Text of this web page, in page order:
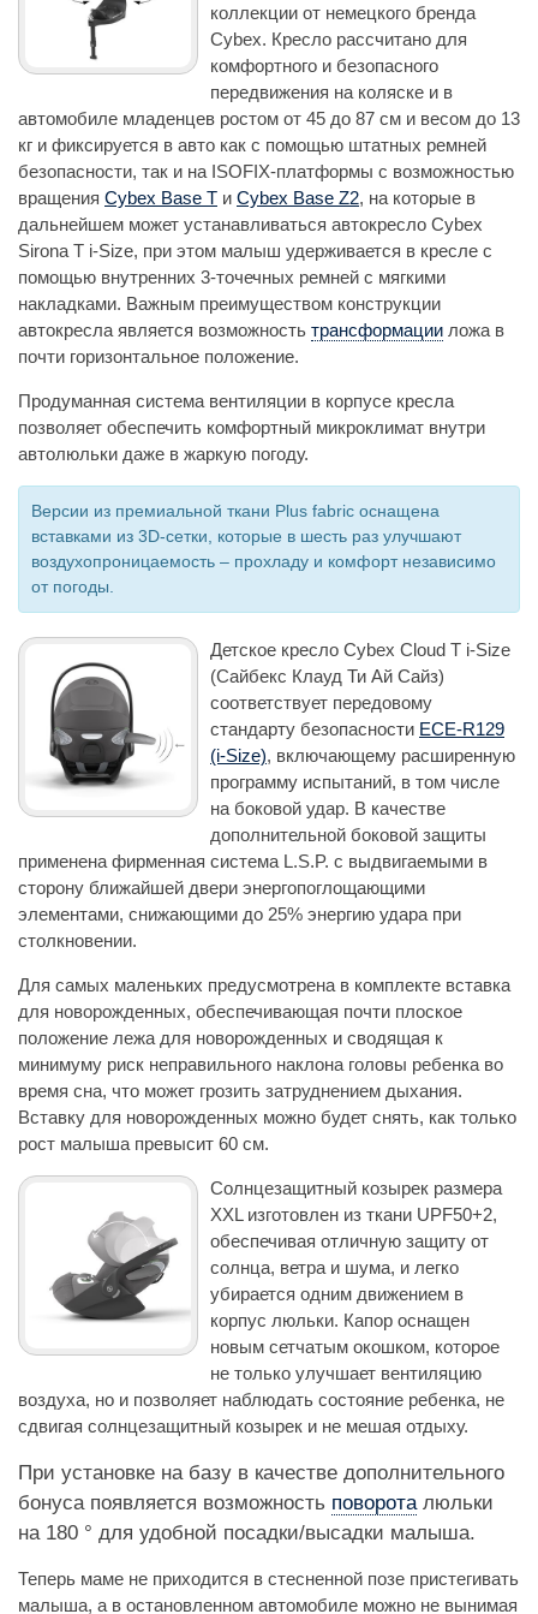
коллекции от немецкого бренда
Cybex. Кресло рассчитано для
комфортного и безопасного
передвижения на коляске и в
автомобиле младенцев ростом от 45 до 87 см и весом до 13
кг и фиксируется в авто как с помощью штатных ремней
безопасности, так и на ISOFIX-платформы с возможностью
вращения Cybex Base T и Cybex Base Z2, на которые в
дальнейшем может устанавливаться автокресло Cybex
Sirona T i-Size, при этом малыш удерживается в кресле с
помощью внутренних 3-точечных ремней с мягкими
накладками. Важным преимуществом конструкции
автокресла является возможность трансформации ложа в
почти горизонтальное положение.
Продуманная система вентиляции в корпусе кресла
позволяет обеспечить комфортный микроклимат внутри
автолюльки даже в жаркую погоду.
Версии из премиальной ткани Plus fabric оснащена
вставками из 3D-сетки, которые в шесть раз улучшают
воздухопроницаемость – прохладу и комфорт независимо
от погоды.
Детское кресло Cybex Cloud T i-Size
(Сайбекс Клауд Ти Ай Сайз)
соответствует передовому
стандарту безопасности ECE-R129
(i-Size), включающему расширенную
программу испытаний, в том числе
на боковой удар. В качестве
дополнительной боковой защиты
применена фирменная система L.S.P. с выдвигаемыми в
сторону ближайшей двери энергопоглощающими
элементами, снижающими до 25% энергию удара при
столкновении.
Для самых маленьких предусмотрена в комплекте вставка
для новорожденных, обеспечивающая почти плоское
положение лежа для новорожденных и сводящая к
минимуму риск неправильного наклона головы ребенка во
время сна, что может грозить затруднением дыхания.
Вставку для новорожденных можно будет снять, как только
рост малыша превысит 60 см.
Солнцезащитный козырек размера
XXL изготовлен из ткани UPF50+2,
обеспечивая отличную защиту от
солнца, ветра и шума, и легко
убирается одним движением в
корпус люльки. Капор оснащен
новым сетчатым окошком, которое
не только улучшает вентиляцию
воздуха, но и позволяет наблюдать состояние ребенка, не
сдвигая солнцезащитный козырек и не мешая отдыху.
При установке на базу в качестве дополнительного
бонуса появляется возможность поворота люльки
на 180 ° для удобной посадки/высадки малыша.
Теперь маме не приходится в стесненной позе пристегивать
малыша, а в остановленном автомобиле можно не вынимая